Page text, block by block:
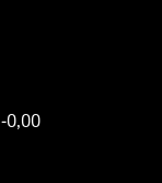
-0,00